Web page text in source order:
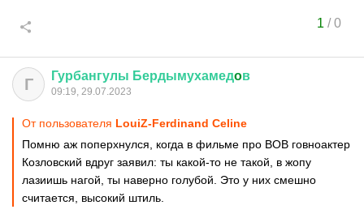
1 /0
Г Гурбангулы Бердымухамедoв
09:19, 29.07.2023
От пользователя LouiZ-Ferdinand Celine
Помню аж поперхнулся, когда в фильме про ВОВ говноактер
Козловский вдруг заявил: ты какой-то не такой, в жопу
лазиишь нагой, ты наверно голубой. Это у них смешно
считается, высокий штиль.